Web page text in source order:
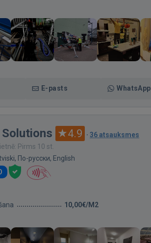
E-pasts WhatsApp
Solutions 4.9 · 36 atsauksmes
Pirms 10 st.
По-русски, English
10,00€/M2